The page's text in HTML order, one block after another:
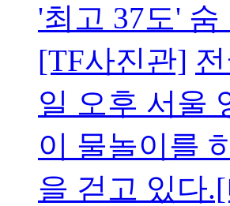
'최고 37도'
[TF사진관]
일 오후 서울
이 물놀이를
을 걷고 있다